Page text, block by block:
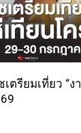
ตรียมเที่ยว “